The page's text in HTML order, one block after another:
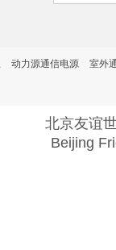
室外
动力源通信电源
北京友谊
Beijing